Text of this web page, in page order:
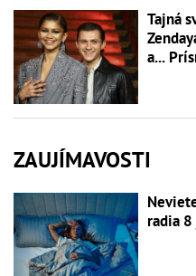
Tajná
a...
ZAUJÍMAVOSTI
radia